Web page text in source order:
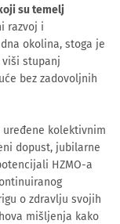
su temelj
razvoj i
okolina, stoga je
stupanj
bez zadovoljnih
uređene kolektivnim
dopust, jubilarne
HZMO-a
o zdravlju svojih
mišljenja kako